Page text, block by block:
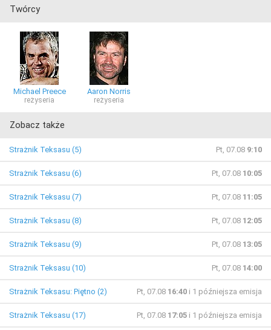
Twórcy
Michael Preece
reżyseria
Aaron Norris
reżyseria
Zobacz także
Strażnik Teksasu (5) Pt, 07.08 9:10
Strażnik Teksasu (6) Pt, 07.08 10:05
Strażnik Teksasu (7) Pt, 07.08 11:05
Strażnik Teksasu (8) Pt, 07.08 12:05
Strażnik Teksasu (9) Pt, 07.08 13:05
Strażnik Teksasu (10) Pt, 07.08 14:00
Strażnik Teksasu: Piętno (2) Pt, 07.08 16:40 i 1 późniejsza emisja
Strażnik Teksasu (17) Pt, 07.08 17:05 i 1 późniejsza emisja